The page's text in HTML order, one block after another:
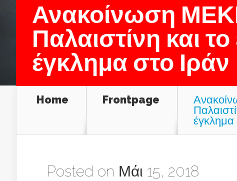
Ανακοίνωση
Παλαιστίνη και
έγκλημα στο Ιράν
Home Frontpage
έγκλημα
Posted on Μάι 15, 2018